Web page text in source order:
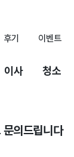
후기 이벤트
이사 청소
의드립니다